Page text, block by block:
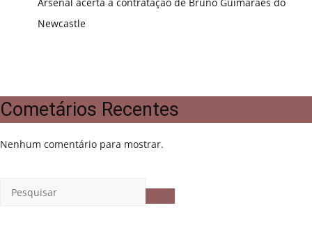
Newcastle
Cometários Recentes
Nenhum comentário para mostrar.